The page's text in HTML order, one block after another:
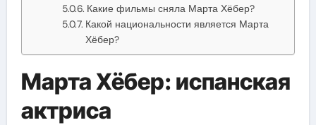
Какие фильмы сняла Марта Хёбер?
Какой национальности является Марта
Хёбер?
Марта Хёбер: испанская
актриса